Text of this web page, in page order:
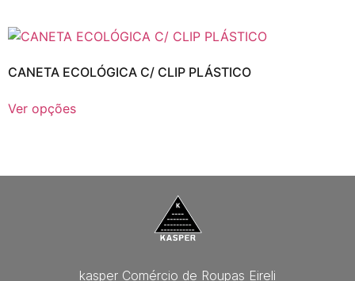
CANETA ECOLÓGICA C/ CLIP PLÁSTICO
Ver opções
kasper Comércio de Roupas Eireli